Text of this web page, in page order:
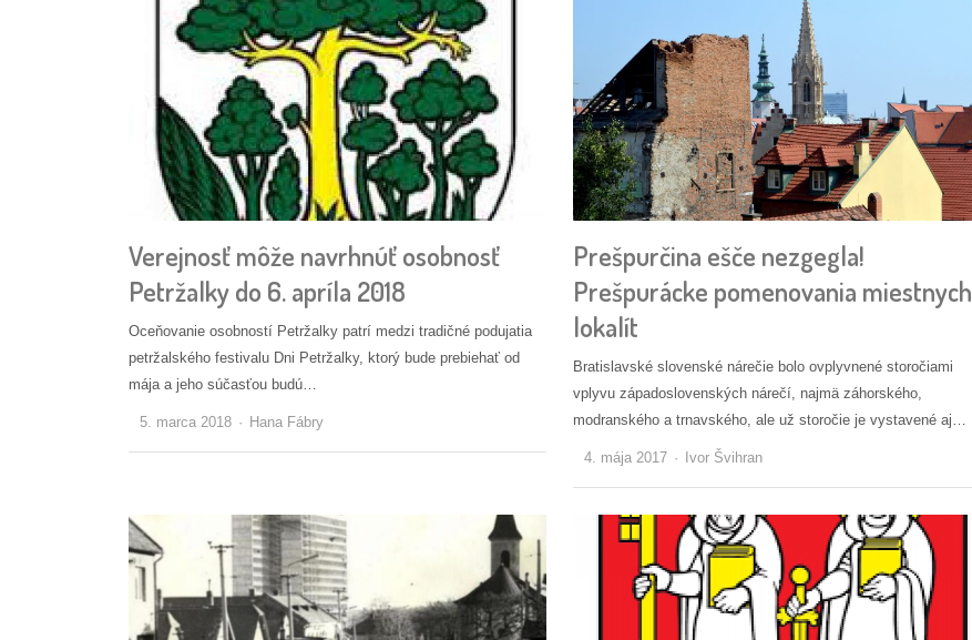
Verejnosť môže navrhnúť osobnosť
Petržalky do 6. apríla 2018
Oceňovanie osobností Petržalky patrí medzi tradičné podujatia
petržalského festivalu Dni Petržalky, ktorý bude prebiehať od
mája a jeho súčasťou budú…
5. marca 2018 Autor/ka
Hana Fábry
Prešpurčina ešče nezgegla!
Prešpurácke pomenovania miestnych
lokalít
Bratislavské slovenské nárečie bolo ovplyvnené storočiami
vplyvu západoslovenských nárečí, najmä záhorského,
modranského a trnavského, ale už storočie je vystavené aj…
4. mája 2017 Autor/ka
Ivor Švihran